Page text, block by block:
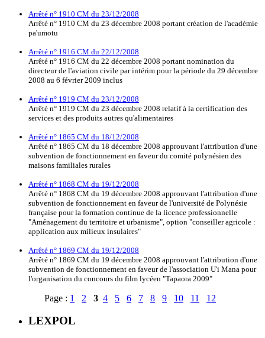
Arrêté n° 1910 CM du 23/12/2008
Arrêté n° 1910 CM du 23 décembre 2008 portant création de l'académie
pa'umotu
Arrêté n° 1916 CM du 22/12/2008
Arrêté n° 1916 CM du 22 décembre 2008 portant nomination du
directeur de l'aviation civile par intérim pour la période du 29 décembre
2008 au 6 février 2009 inclus
Arrêté n° 1919 CM du 23/12/2008
Arrêté n° 1919 CM du 23 décembre 2008 relatif à la certification des
services et des produits autres qu'alimentaires
Arrêté n° 1865 CM du 18/12/2008
Arrêté n° 1865 CM du 18 décembre 2008 approuvant l'attribution d'une
subvention de fonctionnement en faveur du comité polynésien des
maisons familiales rurales
Arrêté n° 1868 CM du 19/12/2008
Arrêté n° 1868 CM du 19 décembre 2008 approuvant l'attribution d'une
subvention de fonctionnement en faveur de l'université de Polynésie
française pour la formation continue de la licence professionnelle
"Aménagement du territoire et urbanisme", option "conseiller agricole :
application aux milieux insulaires"
Arrêté n° 1869 CM du 19/12/2008
Arrêté n° 1869 CM du 19 décembre 2008 approuvant l'attribution d'une
subvention de fonctionnement en faveur de l'association U'i Mana pour
l'organisation du concours du film lycéen "Tapaora 2009"
Page : 1 2 3 4 5 6 7 8 9 10 11 12
LEXPOL